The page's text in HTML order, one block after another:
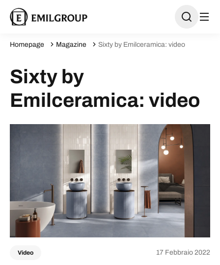
Homepage Magazine Sixty by Emilceramica: video
Sixty by
Emilceramica: video
Video 17 Febbraio 2022